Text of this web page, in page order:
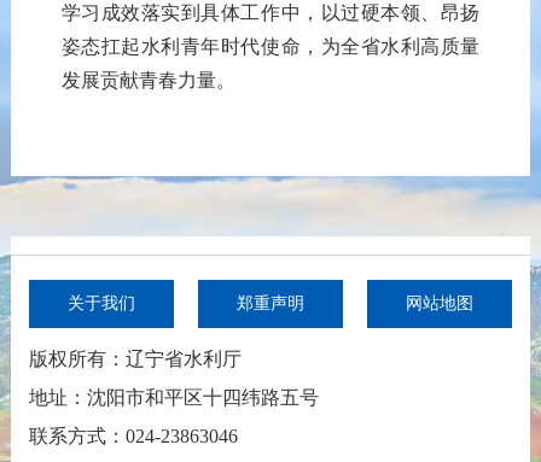
学习成效落实到具体工作中，以过硬本领、昂扬
姿态扛起水利青年时代使命，为全省水利高质量
发展贡献青春力量。
关于我们 郑重声明 网站地图
版权所有：辽宁省水利厅
地址：沈阳市和平区十四纬路五号
联系方式：024-23863046